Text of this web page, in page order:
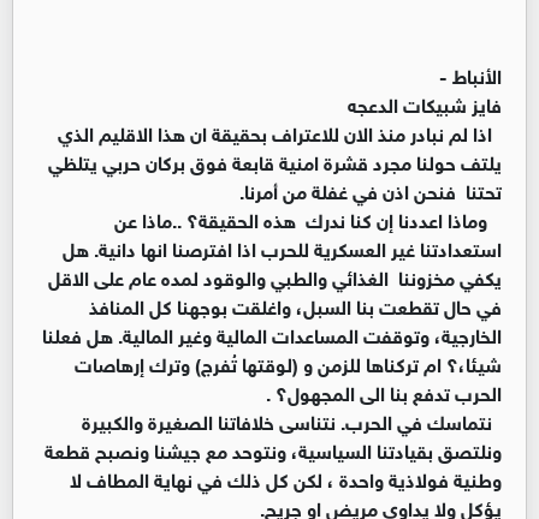
الأنباط -
فايز شبيكات الدعجه
اذا لم نبادر منذ الان للاعتراف بحقيقة ان هذا الاقليم الذي
يلتف حولنا مجرد قشرة امنية قابعة فوق بركان حربي يتلظي
تحتنا فنحن اذن في غفلة من أمرنا.
وماذا اعددنا إن كنا ندرك هذه الحقيقة؟ ..ماذا عن
استعدادتنا غير العسكرية للحرب اذا افترصنا انها دانية. هل
يكفي مخزوننا الغذائي والطبي والوقود لمده عام على الاقل
في حال تقطعت بنا السبل، واغلقت بوجهنا كل المنافذ
الخارجية، وتوقفت المساعدات المالية وغير المالية. هل فعلنا
شيئا،؟ ام تركناها للزمن و (لوقتها تُفرج) وترك إرهاصات
الحرب تدفع بنا الى المجهول؟ .
نتماسك في الحرب. نتناسى خلافاتنا الصغيرة والكبيرة
ونلتصق بقيادتنا السياسية، ونتوحد مع جيشنا ونصبح قطعة
وطنية فولاذية واحدة ، لكن كل ذلك في نهاية المطاف لا
يؤكل ولا يداوي مريض او جريح.